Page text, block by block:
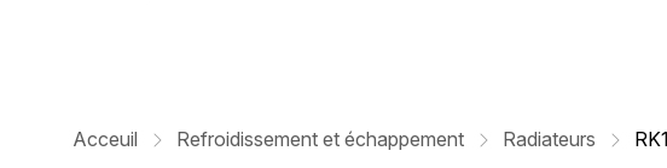
Acceuil Refroidissement et échappement Radiateurs